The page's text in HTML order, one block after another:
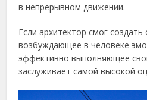
в непрерывном движении.
Если архитектор смог создать
возбуждающее в человеке
эффективно выполняющее
заслуживает самой высокой